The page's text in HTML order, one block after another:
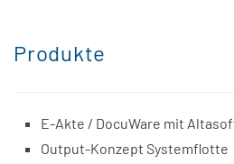
Produkte
E-Akte / DocuWare mit
Output-Konzept Systemflotte